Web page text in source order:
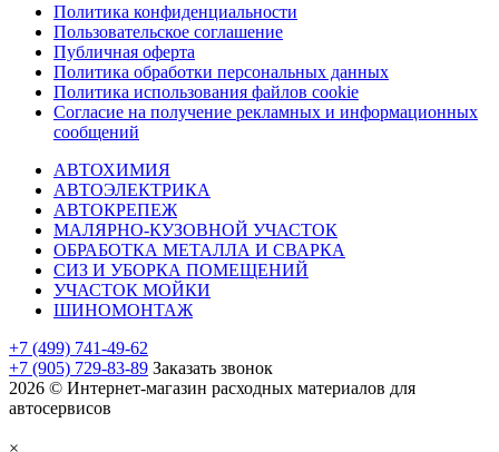
Политика конфиденциальности
Пользовательское соглашение
Публичная оферта
Политика обработки персональных данных
Политика использования файлов cookie
Согласие на получение рекламных и информационных
сообщений
АВТОХИМИЯ
АВТОЭЛЕКТРИКА
АВТОКРЕПЕЖ
МАЛЯРНО-КУЗОВНОЙ УЧАСТОК
ОБРАБОТКА МЕТАЛЛА И СВАРКА
СИЗ И УБОРКА ПОМЕЩЕНИЙ
УЧАСТОК МОЙКИ
ШИНОМОНТАЖ
+7 (499) 741-49-62
+7 (905) 729-83-89 Заказать звонок
2026 © Интернет-магазин расходных материалов для
автосервисов
×